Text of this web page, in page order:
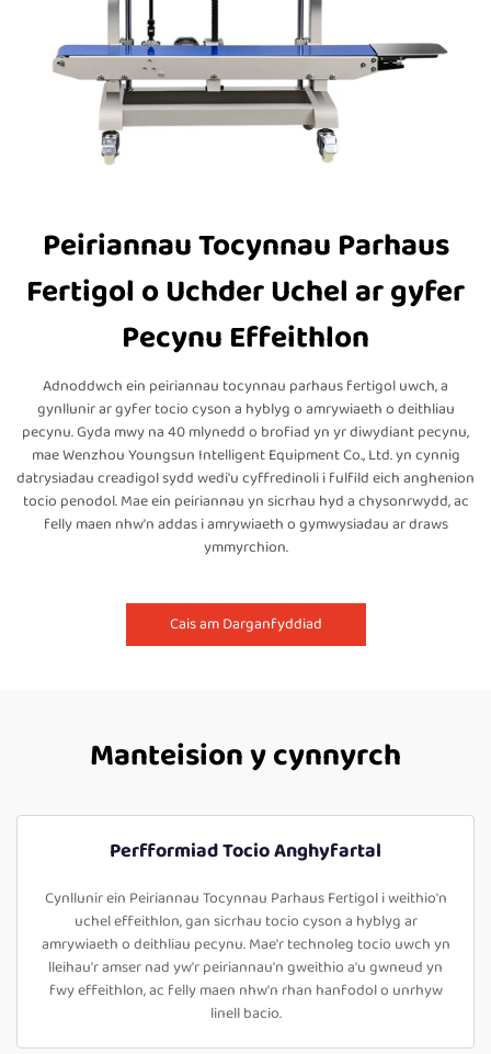
Peiriannau Tocynnau Parhaus
Fertigol o Uchder Uchel ar gyfer
Pecynu Effeithlon
Adnoddwch ein peiriannau tocynnau parhaus fertigol uwch, a
gynllunir ar gyfer tocio cyson a hyblyg o amrywiaeth o deithliau
pecynu. Gyda mwy na 40 mlynedd o brofiad yn yr diwydiant pecynu,
mae Wenzhou Youngsun Intelligent Equipment Co., Ltd. yn cynnig
datrysiadau creadigol sydd wedi'u cyffredinoli i fulfild eich anghenion
tocio penodol. Mae ein peiriannau yn sicrhau hyd a chysonrwydd, ac
felly maen nhw'n addas i amrywiaeth o gymwysiadau ar draws
ymmyrchion.
Cais am Darganfyddiad
Manteision y cynnyrch
Perfformiad Tocio Anghyfartal
Cynllunir ein Peiriannau Tocynnau Parhaus Fertigol i weithio'n
uchel effeithlon, gan sicrhau tocio cyson a hyblyg ar
amrywiaeth o deithliau pecynu. Mae'r technoleg tocio uwch yn
lleihau'r amser nad yw'r peiriannau'n gweithio a'u gwneud yn
fwy effeithlon, ac felly maen nhw'n rhan hanfodol o unrhyw
linell bacio.